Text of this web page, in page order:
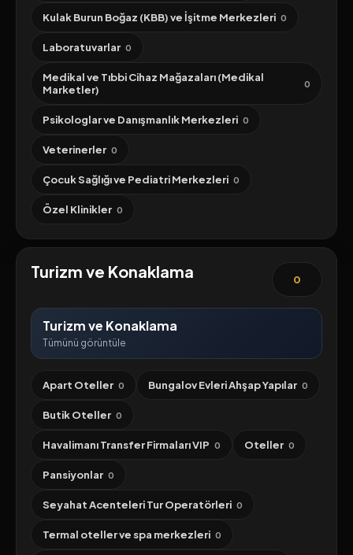
Kulak Burun Boğaz (KBB) ve İşitme Merkezleri 0
Laboratuvarlar 0
Medikal ve Tıbbi Cihaz Mağazaları (Medikal
Marketler)
0
Psikologlar ve Danışmanlık Merkezleri 0
Veterinerler 0
Çocuk Sağlığı ve Pediatri Merkezleri 0
Özel Klinikler 0
Turizm ve Konaklama 0
Turizm ve Konaklama
Tümünü görüntüle
Apart Oteller 0 Bungalov Evleri Ahşap Yapılar 0
Butik Oteller 0
Havalimanı Transfer Firmaları VIP 0 Oteller 0
Pansiyonlar 0
Seyahat Acenteleri Tur Operatörleri 0
Termal oteller ve spa merkezleri 0